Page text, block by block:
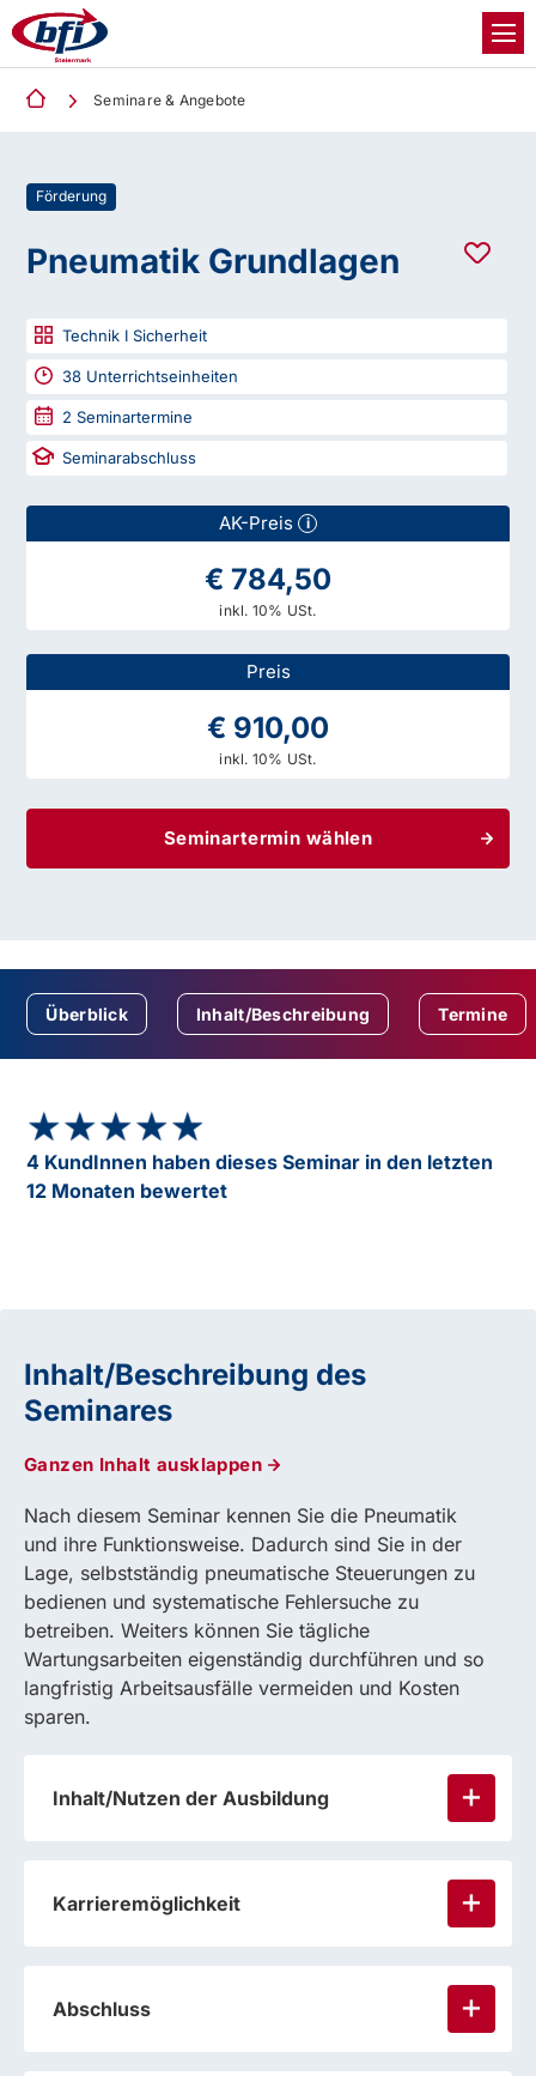
Seminare & Angebote
Förderung
Pneumatik Grundlagen
Technik I Sicherheit
38 Unterrichtseinheiten
2 Seminartermine
Seminarabschluss
AK-Preis i
€ 784,50
inkl. 10% USt.
Preis
€ 910,00
inkl. 10% USt.
Seminartermin wählen
Überblick Inhalt/Beschreibung Termine
★★★★★
★★★★★
4 KundInnen haben dieses Seminar in den letzten
12 Monaten bewertet
Inhalt/Beschreibung des
Seminares
Ganzen Inhalt ausklappen
Nach diesem Seminar kennen Sie die Pneumatik
und ihre Funktionsweise. Dadurch sind Sie in der
Lage, selbstständig pneumatische Steuerungen zu
bedienen und systematische Fehlersuche zu
betreiben. Weiters können Sie tägliche
Wartungsarbeiten eigenständig durchführen und so
langfristig Arbeitsausfälle vermeiden und Kosten
sparen.
Inhalt/Nutzen der Ausbildung
Karrieremöglichkeit
Abschluss